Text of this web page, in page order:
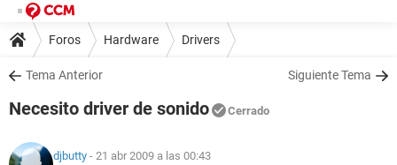
Foros Hardware Drivers
Tema Anterior Siguiente Tema
Necesito driver de sonido Cerrado
djbutty - 21 abr 2009 a las 00:43